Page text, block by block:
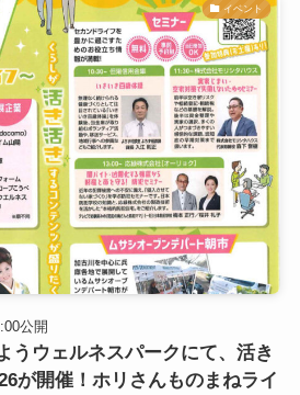
イベント
公開
うウェルネスパークにて、活き
が開催！ホリさんものまねライ